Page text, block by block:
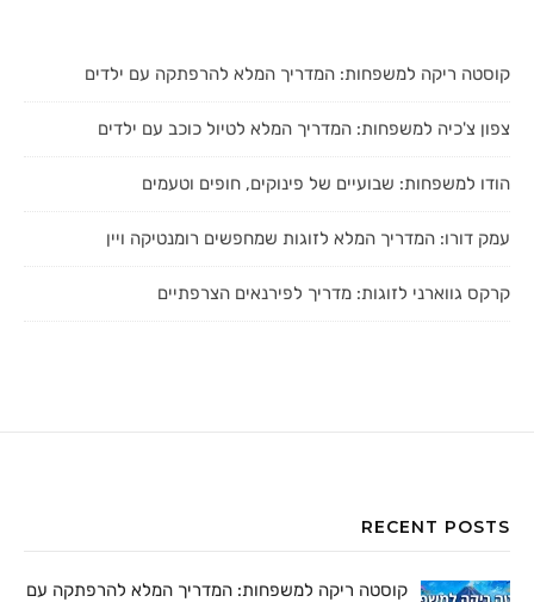
קוסטה ריקה למשפחות: המדריך המלא להרפתקה עם ילדים
צפון צ'כיה למשפחות: המדריך המלא לטיול כוכב עם ילדים
הודו למשפחות: שבועיים של פינוקים, חופים וטעמים
עמק דורו: המדריך המלא לזוגות שמחפשים רומנטיקה ויין
קרקס גווארני לזוגות: מדריך לפירנאים הצרפתיים
RECENT POSTS
קוסטה ריקה למשפחות: המדריך המלא להרפתקה עם